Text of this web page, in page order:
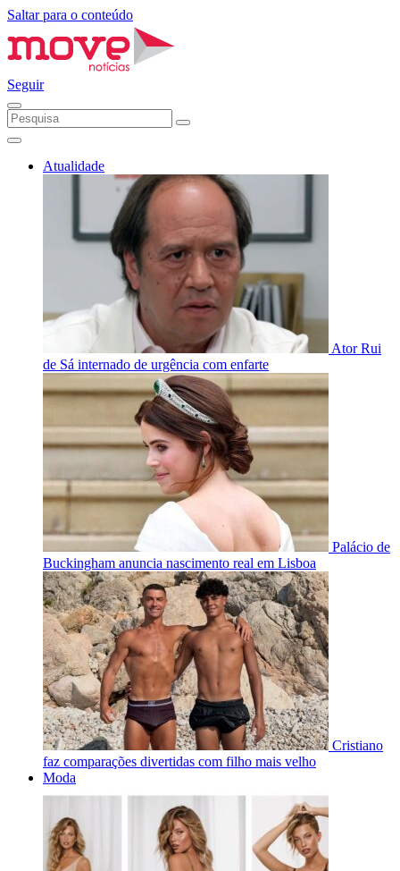
Saltar para o conteúdo
Seguir
Atualidade
Ator Rui
de Sá internado de urgência com enfarte
Palácio de
Buckingham anuncia nascimento real em Lisboa
Cristiano
faz comparações divertidas com filho mais velho
Moda